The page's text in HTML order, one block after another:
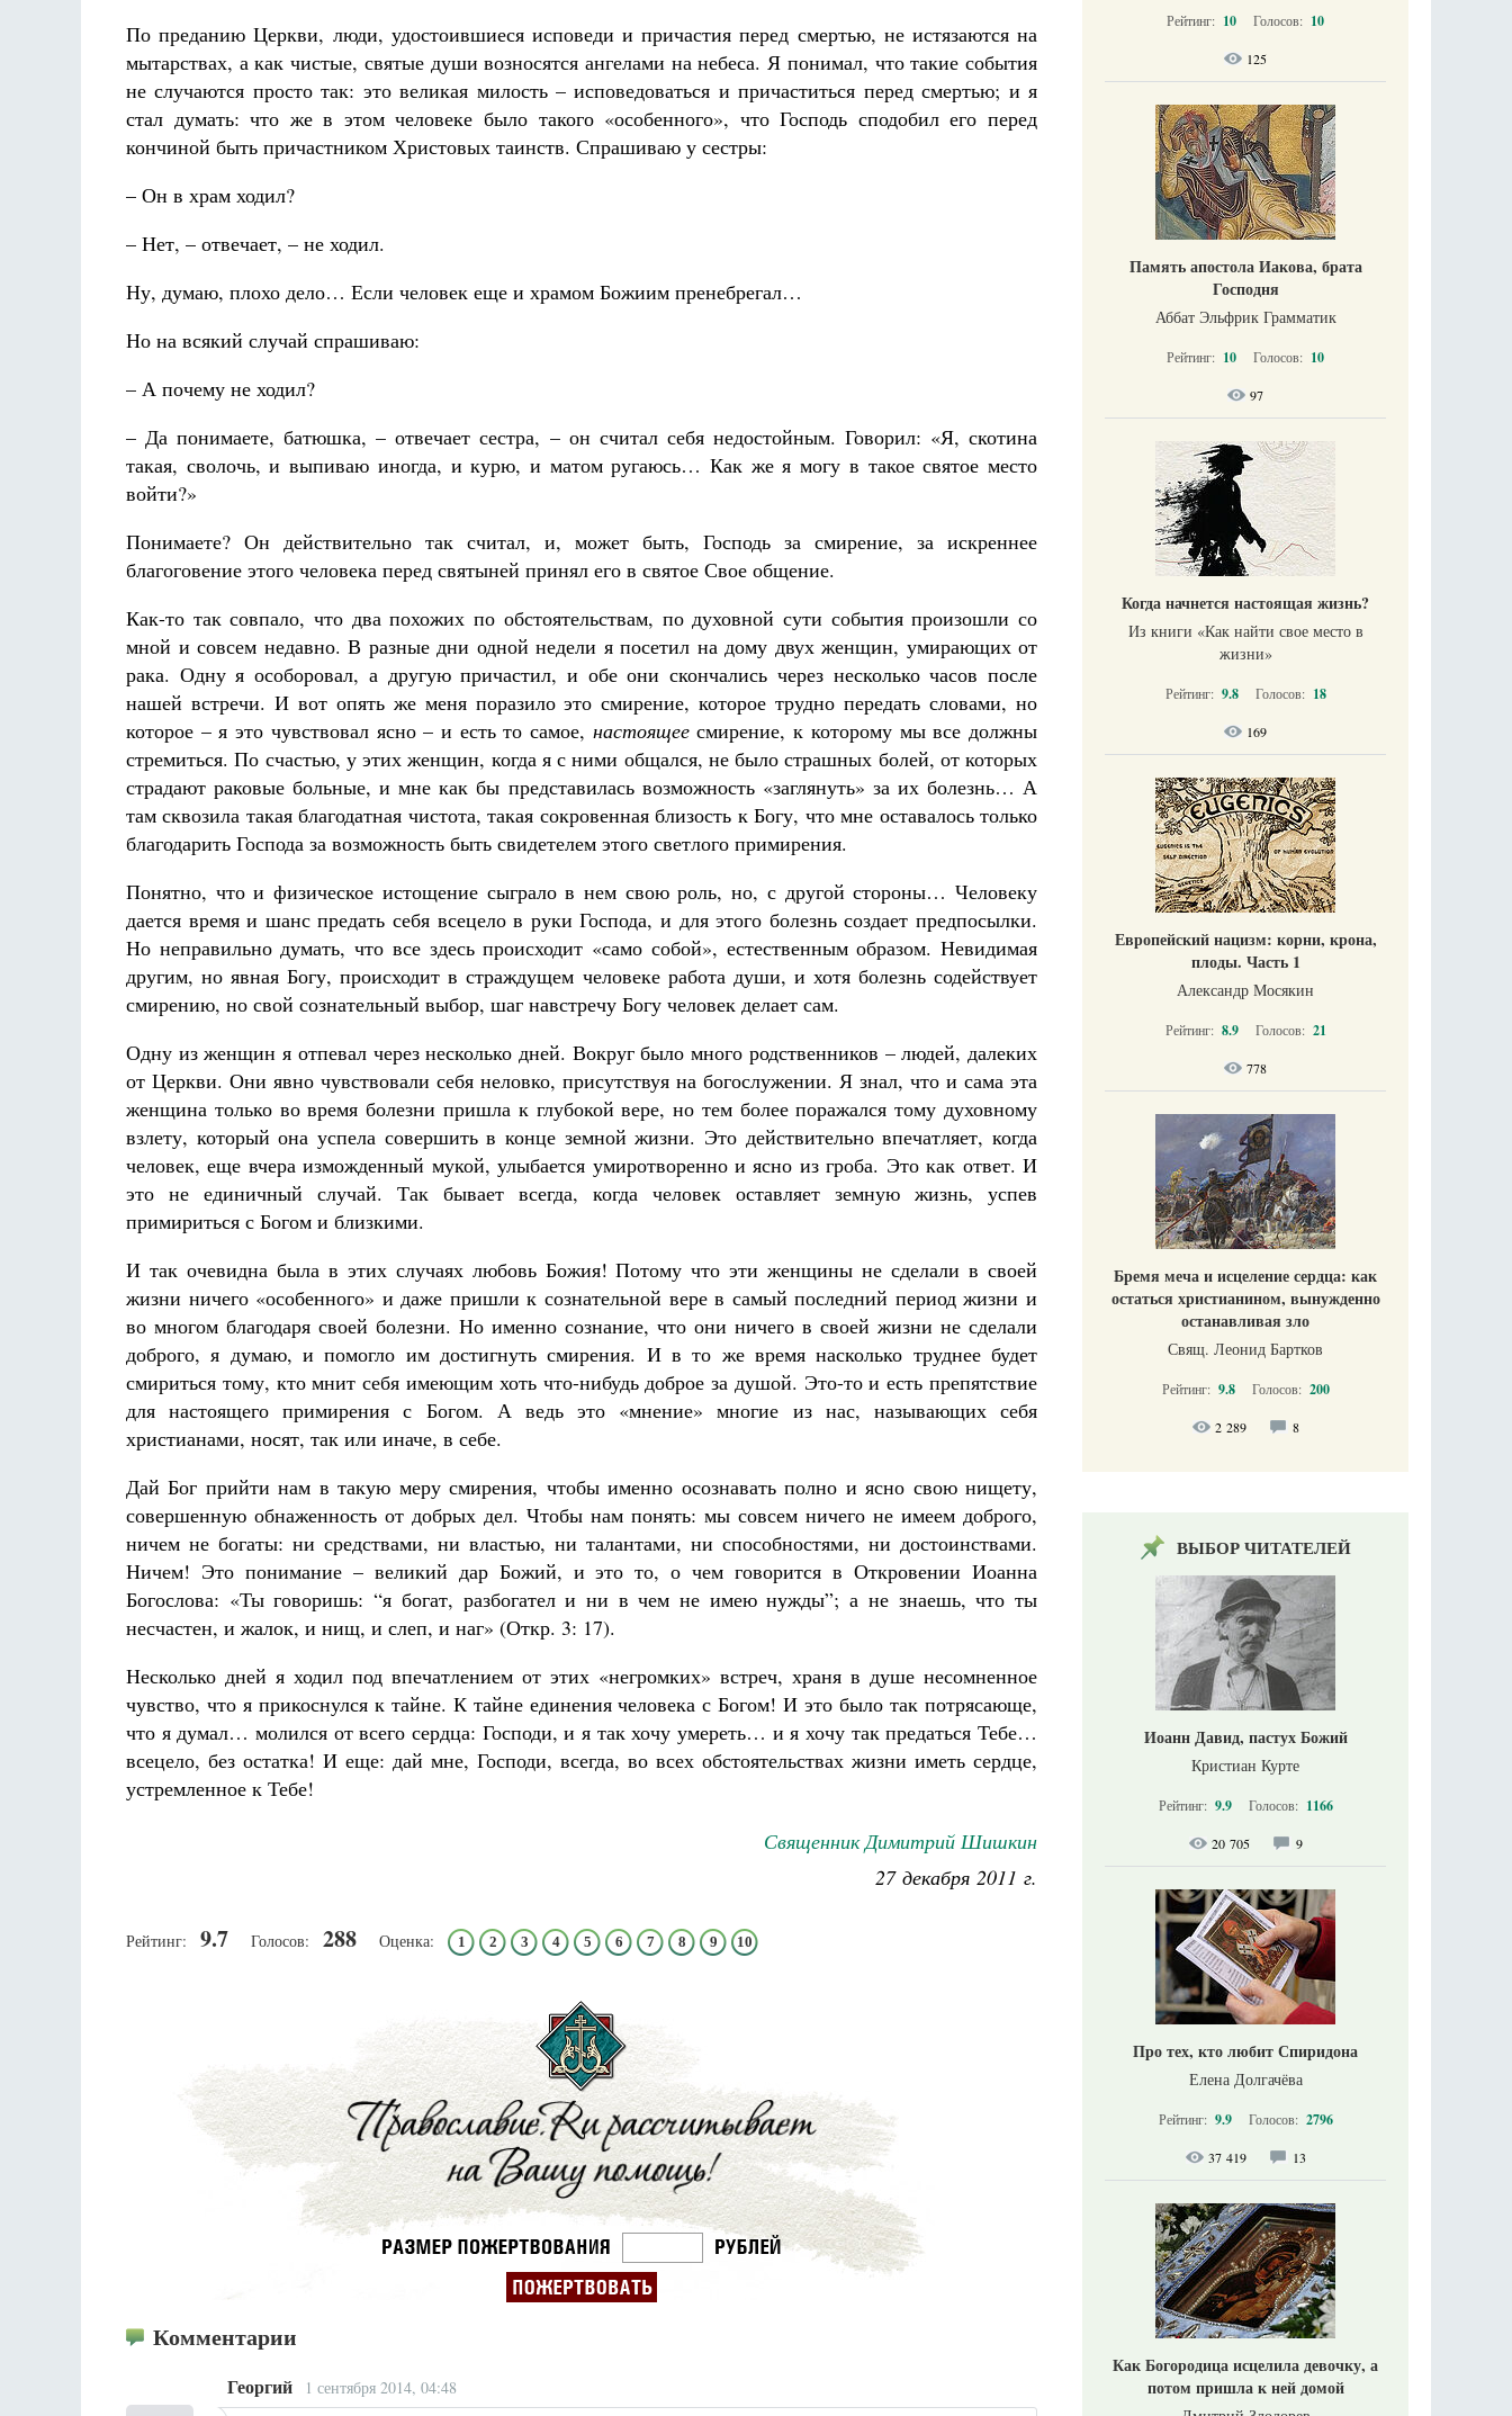
По преданию Церкви, люди, удостоившиеся исповеди и причастия перед смертью, не истязаются на
мытарствах, а как чистые, святые души возносятся ангелами на небеса. Я понимал, что такие события
не случаются просто так: это великая милость – исповедоваться и причаститься перед смертью; и я
стал думать: что же в этом человеке было такого «особенного», что Господь сподобил его перед
кончиной быть причастником Христовых таинств. Спрашиваю у сестры:
– Он в храм ходил?
– Нет, – отвечает, – не ходил.
Ну, думаю, плохо дело… Если человек еще и храмом Божиим пренебрегал…
Но на всякий случай спрашиваю:
– А почему не ходил?
– Да понимаете, батюшка, – отвечает сестра, – он считал себя недостойным. Говорил: «Я, скотина
такая, сволочь, и выпиваю иногда, и курю, и матом ругаюсь… Как же я могу в такое святое место
войти?»
Понимаете? Он действительно так считал, и, может быть, Господь за смирение, за искреннее
благоговение этого человека перед святыней принял его в святое Свое общение.
Как-то так совпало, что два похожих по обстоятельствам, по духовной сути события произошли со
мной и совсем недавно. В разные дни одной недели я посетил на дому двух женщин, умирающих от
рака. Одну я особоровал, а другую причастил, и обе они скончались через несколько часов после
нашей встречи. И вот опять же меня поразило это смирение, которое трудно передать словами, но
которое – я это чувствовал ясно – и есть то самое, настоящеесмирение, к которому мы все должны
стремиться. По счастью, у этих женщин, когда я с ними общался, не было страшных болей, от которых
страдают раковые больные, и мне как бы представилась возможность «заглянуть» за их болезнь… А
там сквозила такая благодатная чистота, такая сокровенная близость к Богу, что мне оставалось только
благодарить Господа за возможность быть свидетелем этого светлого примирения.
Понятно, что и физическое истощение сыграло в нем свою роль, но, с другой стороны… Человеку
дается время и шанс предать себя всецело в руки Господа, и для этого болезнь создает предпосылки.
Но неправильно думать, что все здесь происходит «само собой», естественным образом. Невидимая
другим, но явная Богу, происходит в страждущем человеке работа души, и хотя болезнь содействует
смирению, но свой сознательный выбор, шаг навстречу Богу человек делает сам.
Одну из женщин я отпевал через несколько дней. Вокруг было много родственников – людей, далеких
от Церкви. Они явно чувствовали себя неловко, присутствуя на богослужении. Я знал, что и сама эта
женщина только во время болезни пришла к глубокой вере, но тем более поражался тому духовному
взлету, который она успела совершить в конце земной жизни. Это действительно впечатляет, когда
человек, еще вчера изможденный мукой, улыбается умиротворенно и ясно из гроба. Это как ответ. И
это не единичный случай. Так бывает всегда, когда человек оставляет земную жизнь, успев
примириться с Богом и близкими.
И так очевидна была в этих случаях любовь Божия! Потому что эти женщины не сделали в своей
жизни ничего «особенного» и даже пришли к сознательной вере в самый последний период жизни и
во многом благодаря своей болезни. Но именно сознание, что они ничего в своей жизни не сделали
доброго, я думаю, и помогло им достигнуть смирения. И в то же время насколько труднее будет
смириться тому, кто мнит себя имеющим хоть что-нибудь доброе за душой. Это-то и есть препятствие
для настоящего примирения с Богом. А ведь это «мнение» многие из нас, называющих себя
христианами, носят, так или иначе, в себе.
Дай Бог прийти нам в такую меру смирения, чтобы именно осознавать полно и ясно свою нищету,
совершенную обнаженность от добрых дел. Чтобы нам понять: мы совсем ничего не имеем доброго,
ничем не богаты: ни средствами, ни властью, ни талантами, ни способностями, ни достоинствами.
Ничем! Это понимание – великий дар Божий, и это то, о чем говорится в Откровении Иоанна
Богослова: «Ты говоришь: “я богат, разбогател и ни в чем не имею нужды”; а не знаешь, что ты
несчастен, и жалок, и нищ, и слеп, и наг» (Откр. 3: 17).
Несколько дней я ходил под впечатлением от этих «негромких» встреч, храня в душе несомненное
чувство, что я прикоснулся к тайне. К тайне единения человека с Богом! И это было так потрясающе,
что я думал… молился от всего сердца: Господи, и я так хочу умереть… и я хочу так предаться Тебе…
всецело, без остатка! И еще: дай мне, Господи, всегда, во всех обстоятельствах жизни иметь сердце,
устремленное к Тебе!
Священник Димитрий Шишкин
27 декабря 2011 г.
Рейтинг: 9.7 Голосов: 288 Оценка: 1 2 3 4 5 6 7 8 9 10
Комментарии
Георгий 1 сентября 2014, 04:48
Рейтинг: 10 Голосов: 10
125
Память апостола Иакова, брата
Господня
Аббат Эльфрик Грамматик
Рейтинг: 10 Голосов: 10
97
Когда начнется настоящая жизнь?
Из книги «Как найти свое место в
жизни​»
Рейтинг: 9.8 Голосов: 18
169
Европейский нацизм: корни, крона,
плоды. Часть 1
Александр Мосякин
Рейтинг: 8.9 Голосов: 21
778
Бремя меча и исцеление сердца: как
остаться христианином, вынужденно
останавливая зло
Свящ. Леонид Бартков
Рейтинг: 9.8 Голосов: 200
2 289 8
ВЫБОР ЧИТАТЕЛЕЙ
Иоанн Давид, пастух Божий
Кристиан Курте
Рейтинг: 9.9 Голосов: 1166
20 705 9
Про тех, кто любит Спиридона
Елена Долгачёва
Рейтинг: 9.9 Голосов: 2796
37 419 13
Как Богородица исцелила девочку, а
потом пришла к ней домой